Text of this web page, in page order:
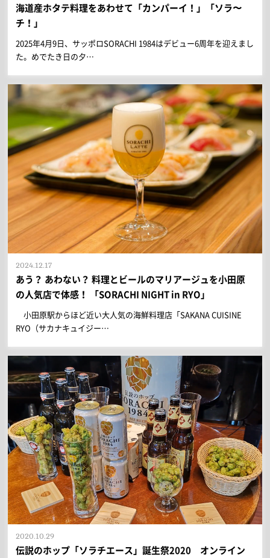
海道産ホタテ料理をあわせて「カンパーイ！」「ソラ〜
チ！」
2025年4月9日、サッポロSORACHI 1984はデビュー6周年を迎えまし
た。めでたき日の夕…
あう？ あわない？ 料理とビールのマリアージュを小田原
の人気店で体感！ 「SORACHI NIGHT in RYO」
2024.12.17
小田原駅からほど近い大人気の海鮮料理店「SAKANA CUISINE
RYO（サカナキュイジー…
伝説のホップ「ソラチエース」誕生祭2020 オンライン
2020.10.29